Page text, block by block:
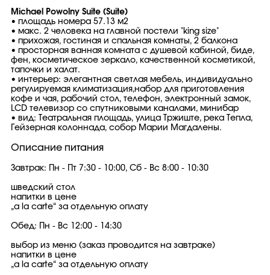
Michael Powolny Suite (Suite)
• площадь номера 57.13 м2
• макс. 2 человека на главной постели "king size"
• прихожая, гостиная и спальная комнаты, 2 балкона
• просторная ванная комната с душевой кабиной, биде,
фен, косметическое зеркало, качественной косметикой,
тапочки и халат.
• интерьер: элегантная светлая мебель, индивидуально
регулируемая климатизация,набор для приготовления
кофе и чая, рабочий стол, телефон, электронный замок,
LCD телевизор со спутниковыми каналами, минибар
• вид: Театральная площадь, улица Тржиште, река Тепла,
Гейзерная колоннада, собор Марии Магдалены.
Описание питания
Завтрак: Пн - Пт 7:30 - 10:00, Сб - Вс 8:00 - 10:30
шведский стол
напитки в цене
„a la carte“ за отдельную оплату
Обед: Пн - Вс 12:00 - 14:30
выбор из меню (заказ проводится на завтраке)
напитки в цене
„a la carte“ за отдельную оплату